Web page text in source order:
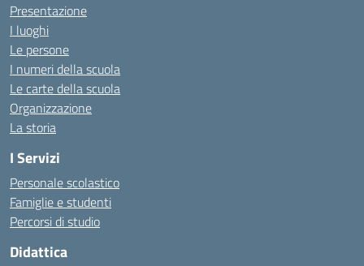
Presentazione
I luoghi
Le persone
I numeri della scuola
Le carte della scuola
Organizzazione
La storia
I Servizi
Personale scolastico
Famiglie e studenti
Percorsi di studio
Didattica